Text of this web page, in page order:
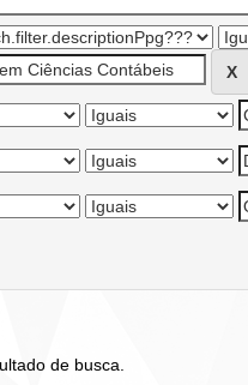
de busca.